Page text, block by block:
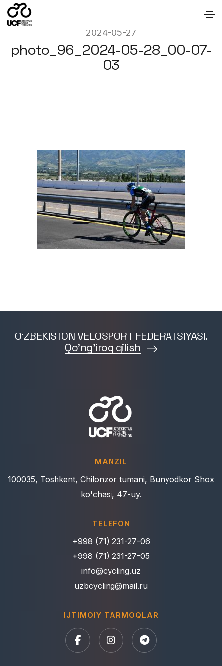
2024-05-27
photo_96_2024-05-28_00-07-
03
O‘ZBEKISTON VELOSPORT FEDERATSIYASI.
Qo'ng'iroq qilish
MANZIL
100035, Toshkent, Chilonzor tumani, Bunyodkor Shox
ko'chasi, 47-uy.
TELEFON
+998 (71) 231-27-06
+998 (71) 231-27-05
info@cycling.uz
uzbcycling@mail.ru
IJTIMOIY TARMOQLAR